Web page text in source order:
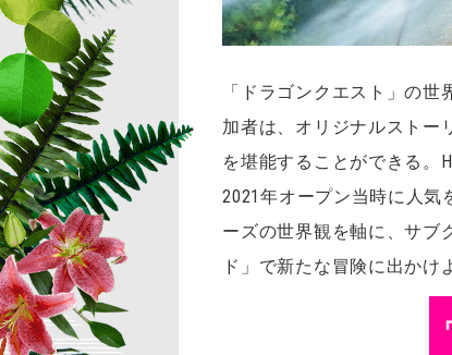
「ドラゴンクエスト」の
加者は、オリジナルストー
を堪能することができる。
2021年オープン当時に人
ーズの世界観を軸に、サブ
ド」で新たな冒険に出かけ